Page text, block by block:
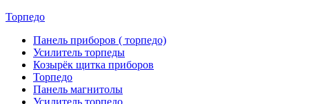
Торпедо
Панель приборов ( торпедо)
Усилитель торпеды
Козырёк щитка приборов
Торпедо
Панель магнитолы
Усилитель торпедо